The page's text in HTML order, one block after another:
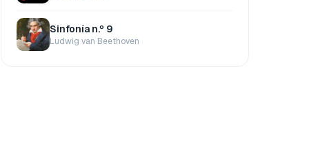
Sinfonía n.º 9
Ludwig van Beethoven